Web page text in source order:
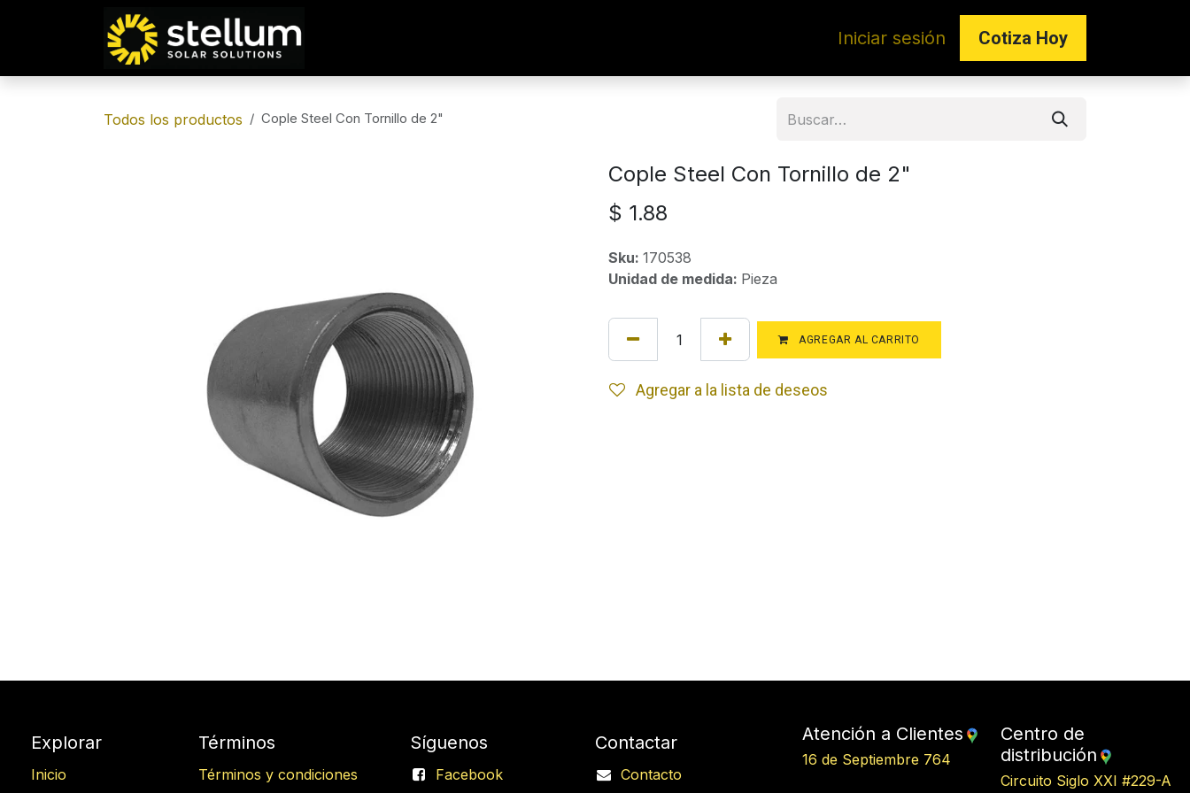
Iniciar sesión Co​​tiza Hoy
Todos los productos Cople Steel Con Tornillo de 2"
Cople Steel Con Tornillo de 2"
$ 1.88
Sku: 170538
Unidad de medida: Pieza
AGREGAR AL CARRITO
Agregar a la lista de deseos
Contactar
Contacto
Síguenos
Facebook
Explorar
Inicio
Términos
Términos y condiciones
Atención a Clientes
16 de Septiembre 764
Centro de
distribución
Circuito Siglo XXI #229-A